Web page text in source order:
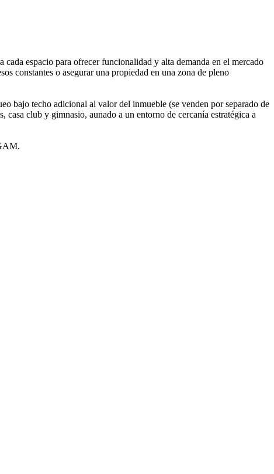
espacio para ofrecer funcionalidad y alta demanda en el mercado
constantes o asegurar una propiedad en una zona de pleno
bajo techo adicional al valor del inmueble (se venden por separado de
club y gimnasio, aunado a un entorno de cercanía estratégica a